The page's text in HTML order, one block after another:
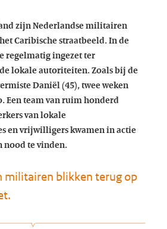
zijn Nederlandse militairen
Caribische straatbeeld. In de
regelmatig ingezet ter
lokale autoriteiten. Zoals bij de
Daniël (45), twee weken
Een team van ruim honderd
van lokale
en vrijwilligers kwamen in actie
nood te vinden.
militairen blikken terug op